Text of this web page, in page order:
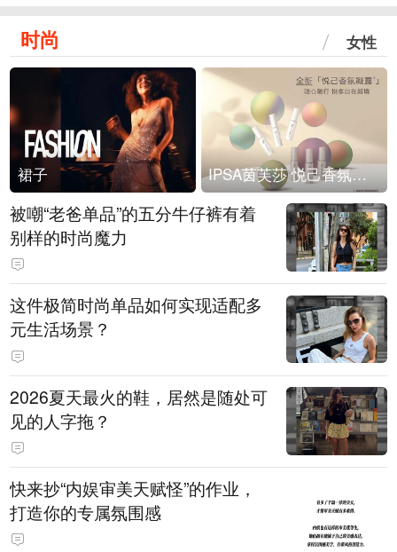
时尚 女性
裙子 IPSA茵芙莎 悦己香氛凝露上市
被嘲“老爸单品”的五分牛仔裤有着
别样的时尚魔力
这件极简时尚单品如何实现适配多
元生活场景？
2026夏天最火的鞋，居然是随处可
见的人字拖？
快来抄“内娱审美天赋怪”的作业，
打造你的专属氛围感